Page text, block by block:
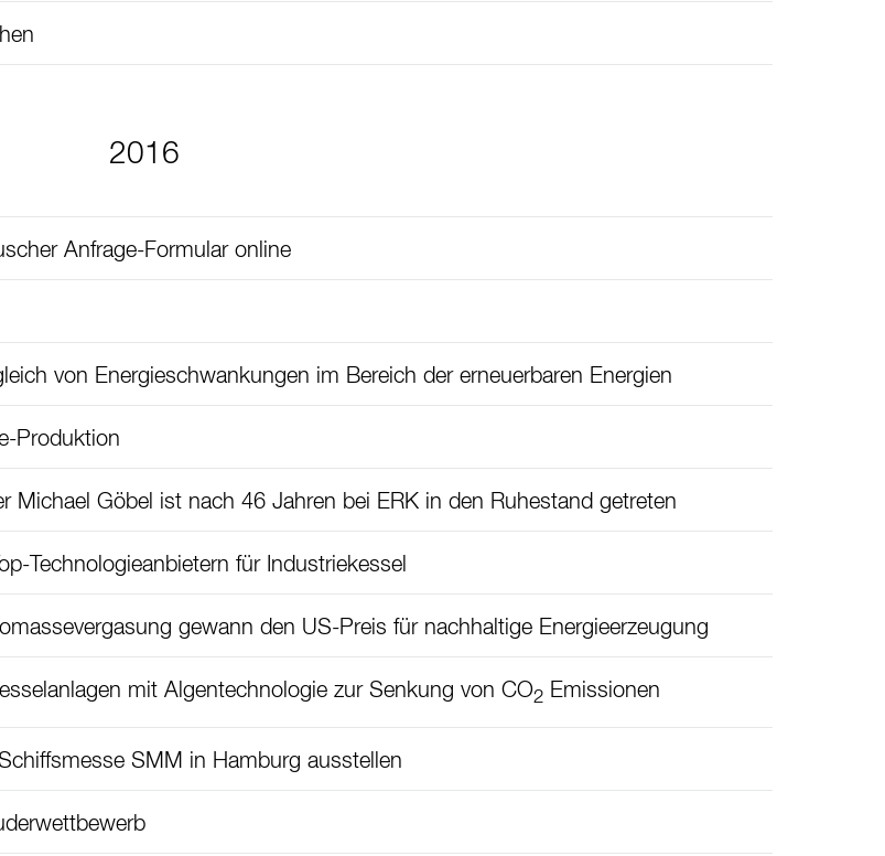
2016
Anfrage-Formular online
von Energieschwankungen im Bereich der erneuerbaren Energien
Produktion
Michael Göbel ist nach 46 Jahren bei ERK in den Ruhestand getreten
Technologieanbietern für Industriekessel
gewann den US-Preis für nachhaltige Energieerzeugung
mit Algentechnologie zur Senkung von CO2 Emissionen
SMM in Hamburg ausstellen